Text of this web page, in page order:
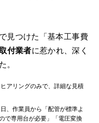
見つけた「基本工事費
付業者に惹かれ、深く
。
アリングのみで、詳細な見積
、作業員から「配管が標準よ
で専用台が必要」「電圧変換